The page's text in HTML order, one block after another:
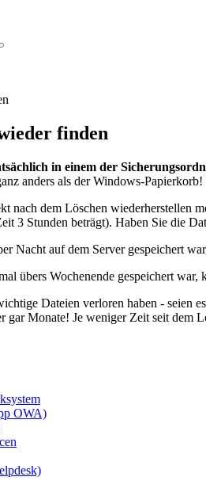
finden
in einem der
anders als der Windows-
nach dem Löschen wiederherstellen
3 Stunden beträgt). Haben Sie die
Nacht auf dem Server gespeichert
übers Wochenende gespeichert
Dateien verloren haben - seien
gar Monate! Je weniger Zeit seit
OWA)